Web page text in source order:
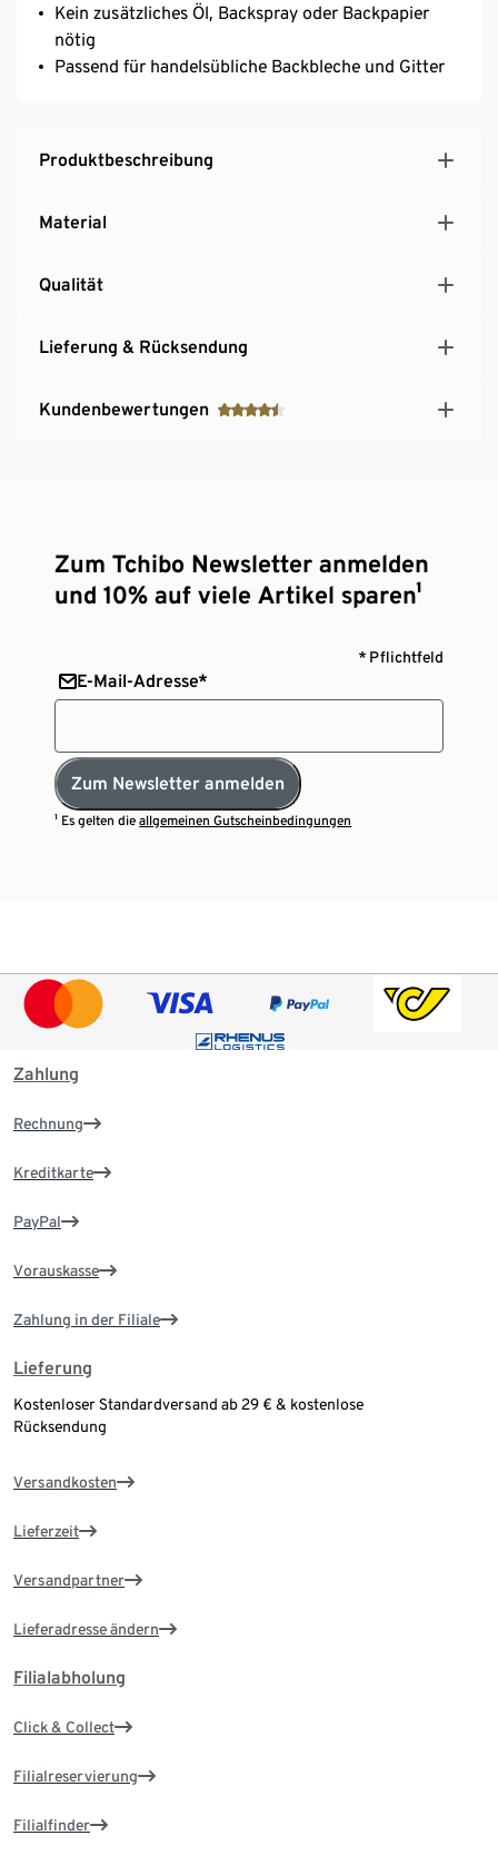
Kein zusätzliches Öl, Backspray oder Backpapier
nötig
Passend für handelsübliche Backbleche und Gitter
Produktbeschreibung
Material
Qualität
Lieferung & Rücksendung
Kundenbewertungen
Zum Tchibo Newsletter anmelden
und 10% auf viele Artikel sparen¹
* Pflichtfeld
E-Mail-Adresse*
Zum Newsletter anmelden
¹ Es gelten dieallgemeinen Gutscheinbedingungen
Zahlung
Rechnung
Kreditkarte
PayPal
Vorauskasse
Zahlung in der Filiale
Lieferung
Kostenloser Standardversand ab 29 € & kostenlose
Rücksendung
Versandkosten
Lieferzeit
Versandpartner
Lieferadresse ändern
Filialabholung
Click & Collect
Filialreservierung
Filialfinder